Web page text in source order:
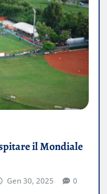
il Mondiale
Gen 30, 2025 0